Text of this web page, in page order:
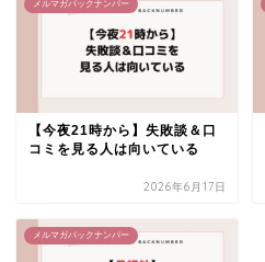
メルマガバックナンバー
【今夜21時から】失敗談＆口
コミを見る人は向いている
2026年6月17日
メルマガバックナンバー